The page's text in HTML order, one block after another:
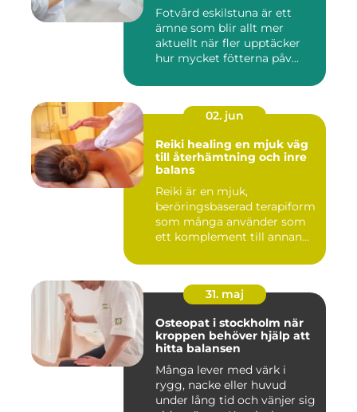
Fotvård eskilstuna är ett
ämne som blir allt mer
aktuellt när fler upptäcker
hur mycket fötterna påv...
02. jun
Reiki healing en mjuk väg
till återhämtning och inre
balans
Reiki är en mjuk,
beröringsbaserad terapiform
som många använder som
ett komplement till annan
31. maj
Osteopat i stockholm när
kroppen behöver hjälp att
hitta balansen
Många lever med värk i
rygg, nacke eller huvud
under lång tid och vänjer sig